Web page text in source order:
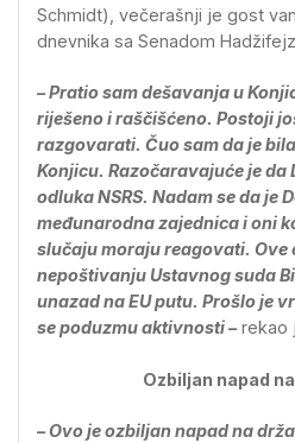
Schmidt), večerašnji je gost
dnevnika sa Senadom
– Pratio sam dešavanja u
riješeno i raščišćeno. Postoji
razgovarati. Čuo sam da je
Konjicu. Razočaravajuće je da
odluka NSRS. Nadam se da je
međunarodna zajednica i oni
slučaju moraju reagovati. Ove
nepoštivanju Ustavnog suda
unazad na EU putu. Prošlo je
se poduzmu aktivnosti –rekao
Ozbiljan napad
– Ovo je ozbiljan napad na